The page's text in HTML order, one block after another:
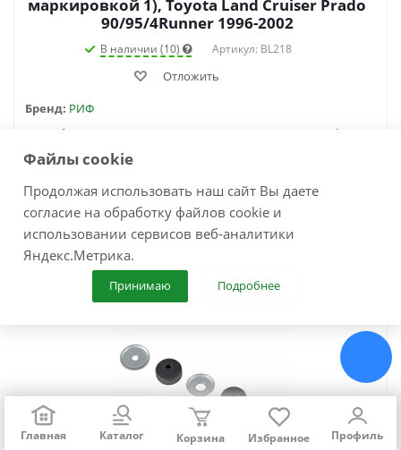
Главная Каталог Корзина Избранное Профиль
маркировкой 1), Toyota Land Cruiser Prado
90/95/4Runner 1996-2002
В наличии (10) Артикул: BL218
Отложить
Бренд: РИФ
Модификация:
Файлы cookie
Продолжая использовать наш сайт Вы даете
согласие на обработку файлов cookie и
использовании сервисов веб-аналитики
Яндекс.Метрика.
Принимаю Подробнее